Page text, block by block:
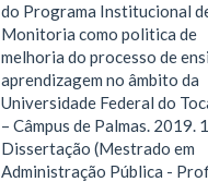
do Programa Institucional
Monitoria como politica de
melhoria do processo de
aprendizagem no âmbito da
Universidade Federal do
– Câmpus de Palmas. 2019.
Dissertação (Mestrado em
Administração Pública -